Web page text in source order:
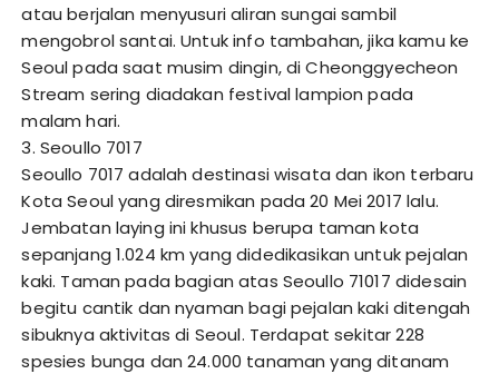
atau berjalan menyusuri aliran sungai sambil
mengobrol santai. Untuk info tambahan, jika kamu ke
Seoul pada saat musim dingin, di Cheonggyecheon
Stream sering diadakan festival lampion pada
malam hari.
3. Seoullo 7017
Seoullo 7017 adalah destinasi wisata dan ikon terbaru
Kota Seoul yang diresmikan pada 20 Mei 2017 lalu.
Jembatan laying ini khusus berupa taman kota
sepanjang 1.024 km yang didedikasikan untuk pejalan
kaki. Taman pada bagian atas Seoullo 71017 didesain
begitu cantik dan nyaman bagi pejalan kaki ditengah
sibuknya aktivitas di Seoul. Terdapat sekitar 228
spesies bunga dan 24.000 tanaman yang ditanam